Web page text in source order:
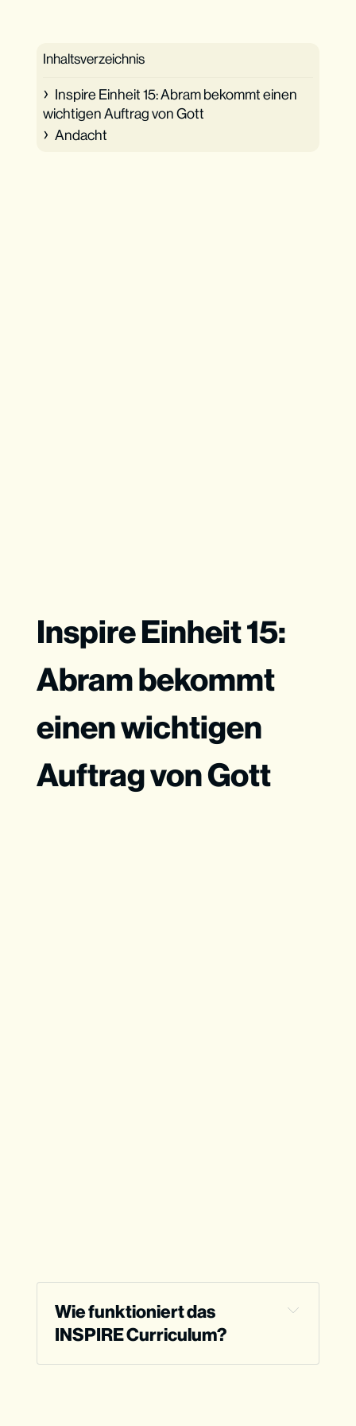
Inhaltsverzeichnis
Inspire Einheit 15: Abram bekommt einen
wichtigen Auftrag von Gott
Andacht
Inspire Einheit 15:
Abram bekommt
einen wichtigen
Auftrag von Gott
Wie funktioniert das
INSPIRE Curriculum?